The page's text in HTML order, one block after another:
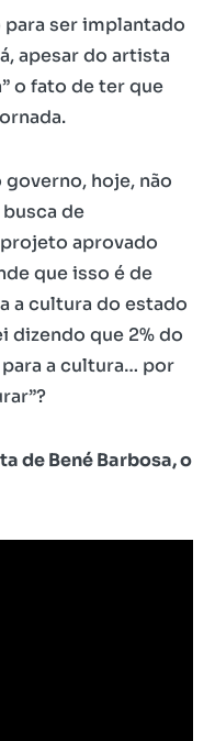
ser implantado
apesar do artista
o fato de ter que
hoje, não
de
aprovado
que isso é de
a cultura do estado
dizendo que 2% do
a cultura… por
de Bené Barbosa, o